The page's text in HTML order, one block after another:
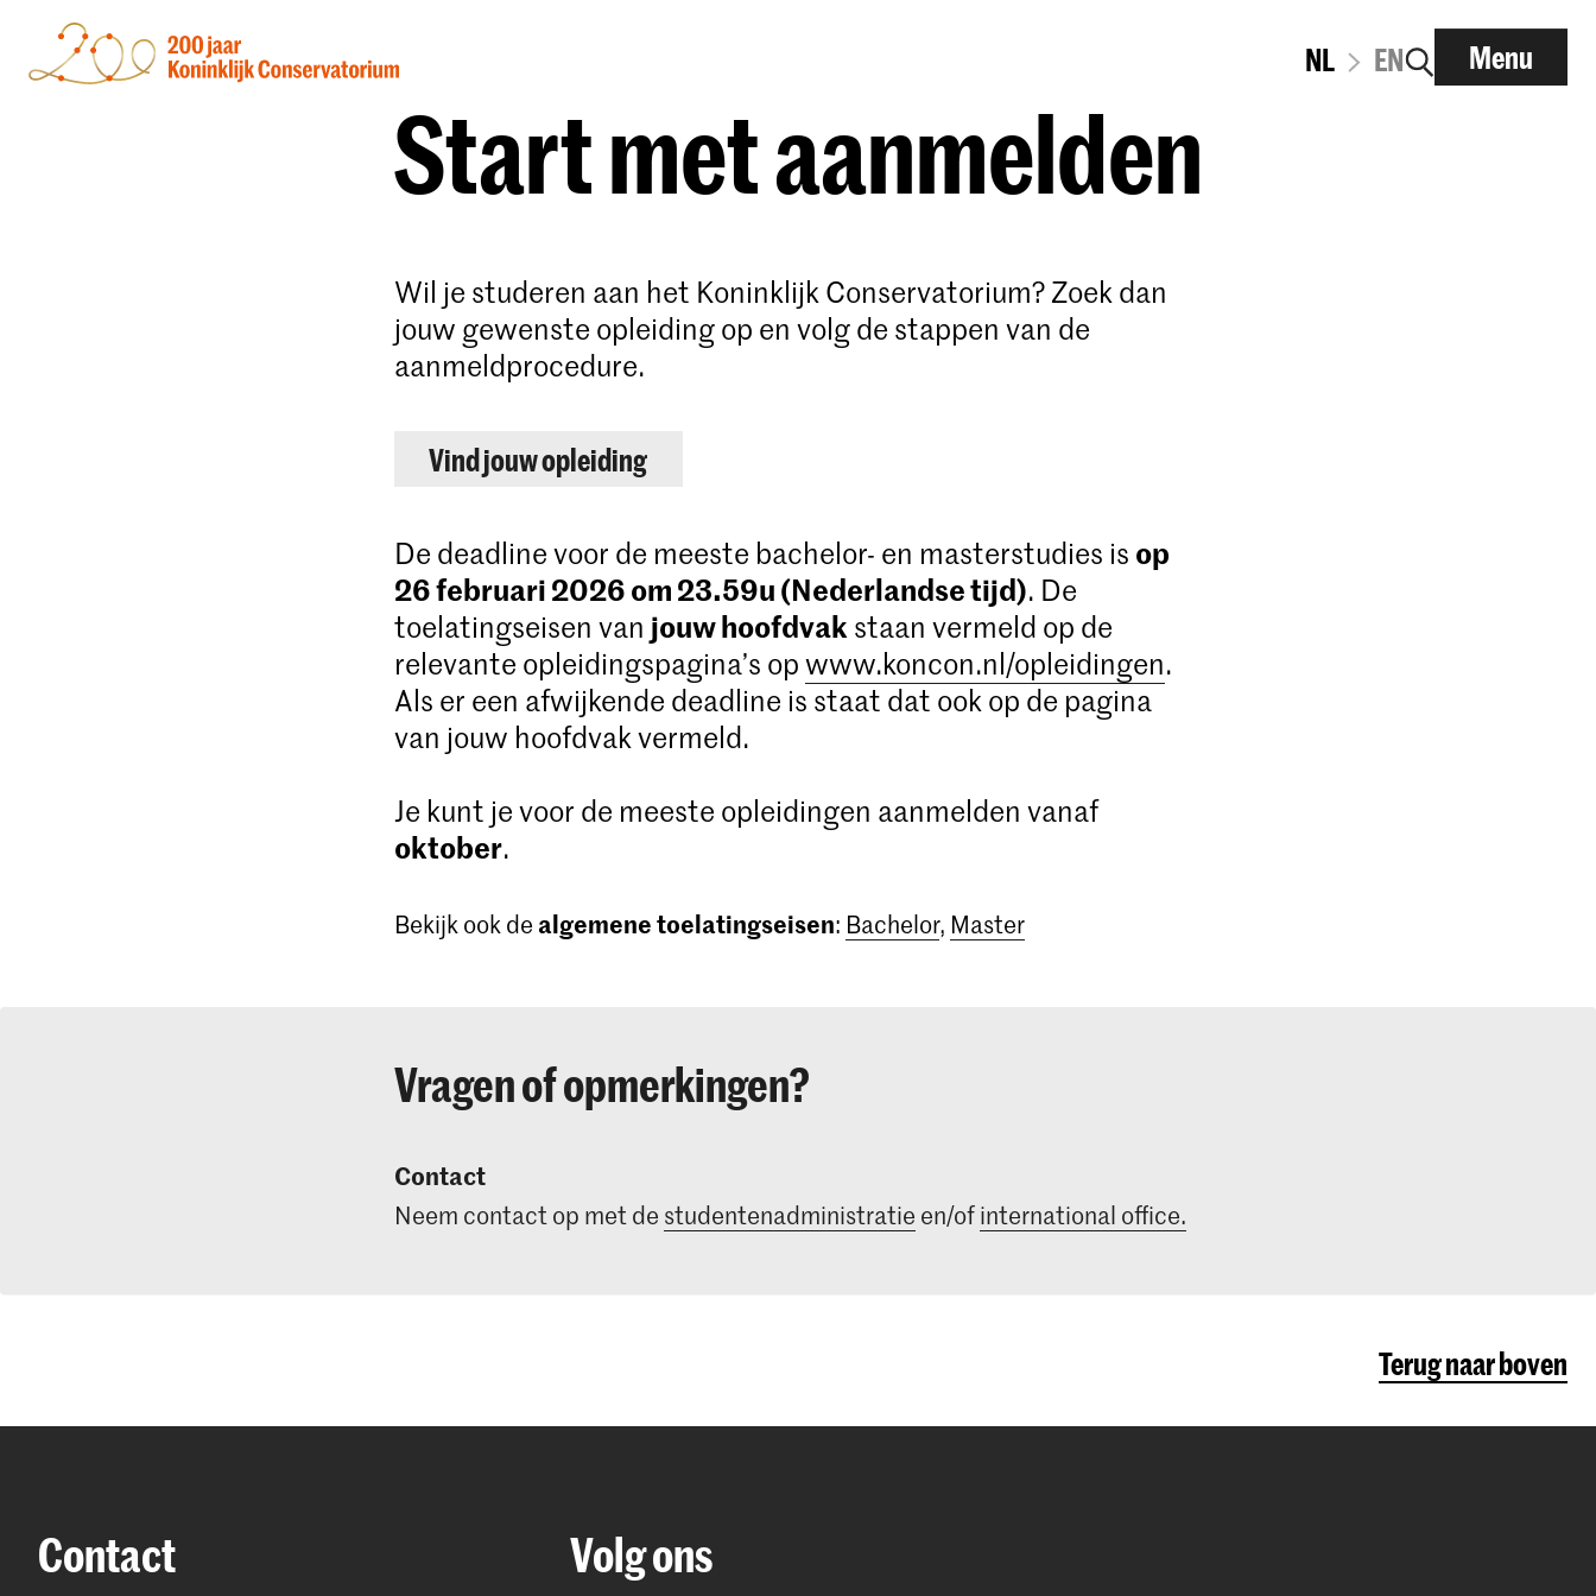
NL EN Menu
Start met aanmelden
Wil je studeren aan het Koninklijk Conservatorium? Zoek dan
jouw gewenste opleiding op en volg de stappen van de
aanmeldprocedure.
Vind jouw opleiding
De deadline voor de meeste bachelor- en masterstudies is op
26 februari 2026 om 23.59u (Nederlandse tijd). De
toelatingseisen van jouw hoofdvakstaan vermeld op de
relevante opleidingspagina’s opwww.koncon.nl/opleidingen.
Als er een afwijkende deadline is staat dat ook op de pagina
van jouw hoofdvak vermeld.
Je kunt je voor de meeste opleidingen aanmelden vanaf
oktober.
Bekijk ook de algemene toelatingseisen: Bachelor, Master
Vragen of opmerkingen?
Contact
Neem contact op met de studentenadministratie en/ofinternational office.
Terug naar boven
Contact Volg ons